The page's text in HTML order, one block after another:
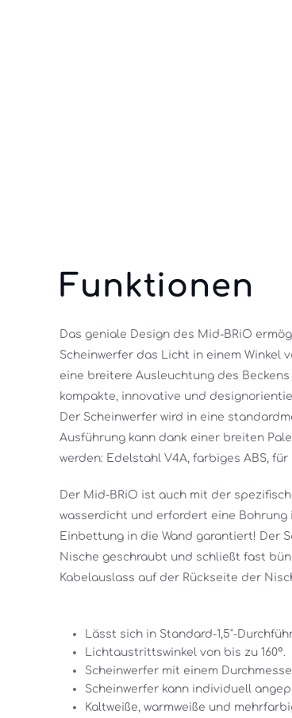
Funktionen
Das geniale Design des Mid-BRiO
Scheinwerfer das Licht in einem Winkel
eine breitere Ausleuchtung des
kompakte, innovative und
Der Scheinwerfer wird in eine
Ausführung kann dank einer breiten
werden: Edelstahl V4A, farbiges ABS,
Der Mid-BRiO ist auch mit der
wasserdicht und erfordert eine Bohrung
Einbettung in die Wand garantiert! Der
Nische geschraubt und schließt fast
Kabelauslass auf der Rückseite der
Lässt sich in Standard-1,5"-
Lichtaustrittswinkel von bis zu 160°.
Scheinwerfer mit einem
Scheinwerfer kann individuell
Kaltweiße, warmweiße und